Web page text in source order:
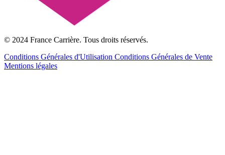
© 2024 France Carrière. Tous droits réservés.
Conditions Générales d'Utilisation Conditions Générales de Vente
Mentions légales